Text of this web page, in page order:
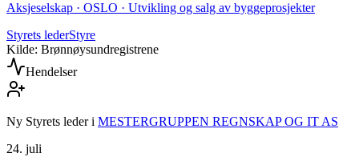
Aksjeselskap · OSLO · Utvikling og salg av byggeprosjekter
Styrets lederStyre
Kilde: Brønnøysundregistrene
Hendelser
Ny Styrets lederi MESTERGRUPPEN REGNSKAP OG IT AS
24. juli